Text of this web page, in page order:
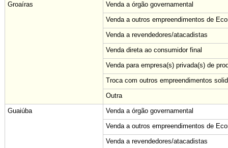
Groaíras
Venda a órgão governamental
Venda a outros empreendimentos de
Venda a revendedores/atacadistas
Venda direta ao consumidor final
Venda para empresa(s) privada(s) de
Troca com outros empreendimentos
Outra
Guaiúba
Venda a órgão governamental
Venda a outros empreendimentos de
Venda a revendedores/atacadistas